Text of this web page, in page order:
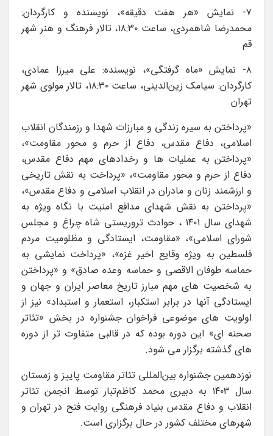
۷- نمایش «هر هفت دقیقه»، نویسنده و کارگردان:
محمدرضا شاهمردی، ساعت ۱۸:۳۰، تالار فرهنگ و هنر شهر
قم
۸- نمایش «ماه گرفتگی»، نویسنده: علی میرزا عمادی،
کارگردان: سیامک زین‌الدینی، ساعت ۱۸:۳۰، تالار مولوی شهر
تهران
«پرداختن به سیره زندگی و مبارزات شهدا و رزمندگان انقلاب
اسلامی، دفاع مقدس، دفاع از حرم و محور مقاومت»،
«پرداختن به عملیات ها و رخدادهای مهم دفاع مقدس،
دفاع از حرم و محور مقاومت»، «پرداخت به نقش تاریخی
و ارزشمند زنان و مادران در انقلاب اسلامی و دفاع مقدس»،
«پرداختن به نقش شهدای مدافع امنیت با نگاه ویژه به
شهدای سال ۱۴۰۱ ، حوادث تروریستی شاه چراغ و مجلس
شورای اسلامی»، «مقاومت، ایستادگی و مظلومیت مردم
فلسطین به ویژه وقایع اخیر غزه»، «پرداخت نمایشی به
حماسه طوفان الاقصی و حماسه وعده صادق» و «پرداختن
به شخصیت های مهم مبارز تاریخ معاصر ایران و جهان و
ایستادگی آنها در برابر استکبار، استعمار و استبداد» نیز از
اولویت های موضوعی فراخوان جشنواره در بخش «تئاتر
صحنه ای» این دوره بوده که در قالبی متفاوت تر از دوره
های گذشته برگزار می شود.
نوزدهمین جشنواره بین‌المللی تئاتر مقاومت پاییز و زمستان
سال ۱۴۰۳ به دبیری محمد کاظم‌تبار توسط انجمن تئاتر
انقلاب و دفاع مقدس بنیاد فرهنگی روایت فتح در تهران و
شهرهای مختلف کشور در حال برگزاری است.